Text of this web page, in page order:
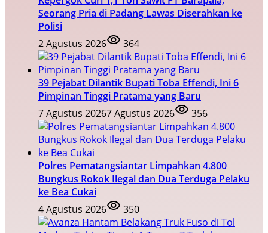
Seorang Pria di Padang Lawas Diserahkan ke
Polisi
2 Agustus 2026
364
39 Pejabat Dilantik Bupati Toba Effendi, Ini 6
Pimpinan Tinggi Pratama yang Baru
7 Agustus 20267 Agustus 2026 356
Polres Pematangsiantar Limpahkan 4.800
Bungkus Rokok Ilegal dan Dua Terduga Pelaku
ke Bea Cukai
4 Agustus 2026
350